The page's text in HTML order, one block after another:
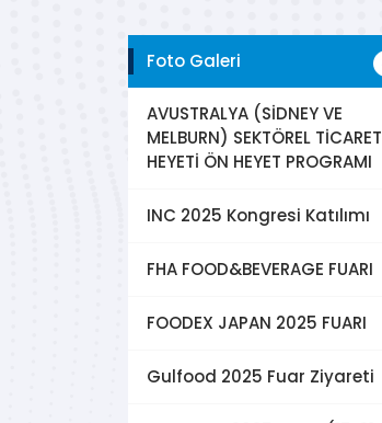
Foto Galeri
AVUSTRALYA (SİDNEY VE
MELBURN) SEKTÖREL TİCARET
HEYETİ ÖN HEYET PROGRAMI
INC 2025 Kongresi Katılımı
FHA FOOD&BEVERAGE FUARI
FOODEX JAPAN 2025 FUARI
Gulfood 2025 Fuar Ziyareti